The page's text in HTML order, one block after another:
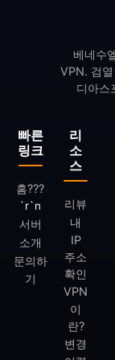
빠른
링크
홈???
`r`n
서버
소개
문의하
기
리
소
스
리뷰
내
IP
주소
확인
VPN
이
란?
변경
베네수
VPN. 검
디아스